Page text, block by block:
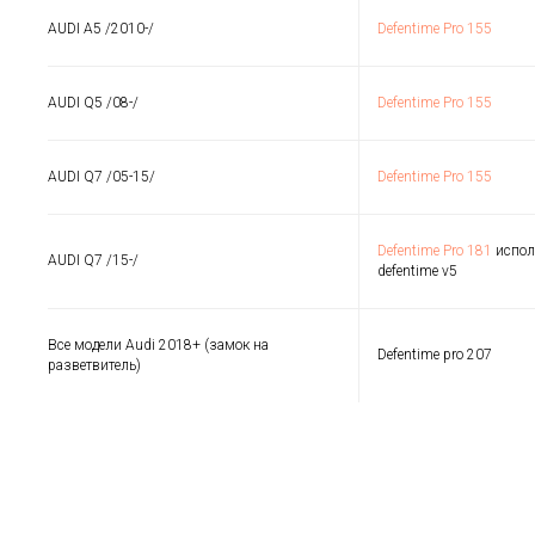
AUDI A5 /2010-/ Defentime Pro 155
AUDI Q5 /08-/ Defentime Pro 155
AUDI Q7 /05-15/ Defentime Pro 155
AUDI Q7 /15-/
Defentime Pro 181
defentime v5
Все модели Audi 2018+ (замок на
разветвитель)
Defentime pro 207